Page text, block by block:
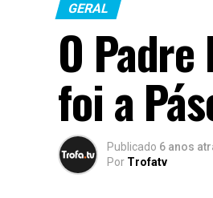
GERAL
O
foi a
Publicado 6 anos
Por Trofatv